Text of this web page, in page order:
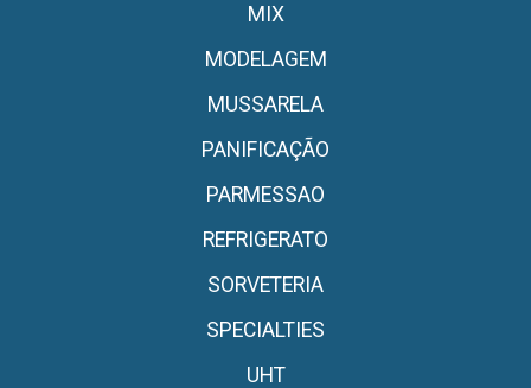
MIX
MODELAGEM
MUSSARELA
PANIFICAÇÃO
PARMESSAO
REFRIGERATO
SORVETERIA
SPECIALTIES
UHT